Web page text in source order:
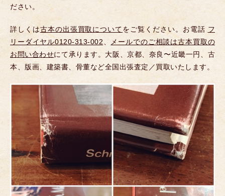
ださい。
詳しくは古本の出張買取についてをご覧ください。お電話 フ
リーダイヤル0120-313-002、
メールでのご相談は古本買取の
お問い合わせにて承ります。大阪、京都、奈良〜近畿一円、古
本、版画、建築書、骨董など全国出張査定／買取いたします。